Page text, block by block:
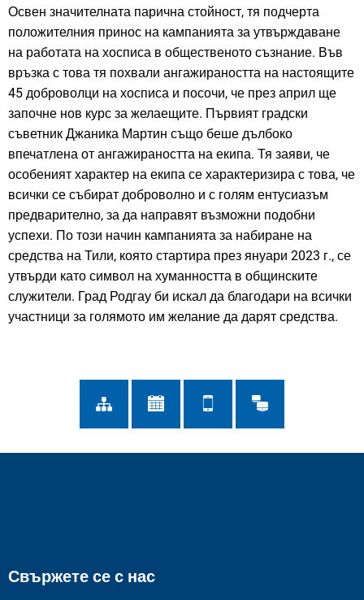
Освен значителната парична стойност, тя подчерта
положителния принос на кампанията за утвърждаване
на работата на хосписа в общественото съзнание. Във
връзка с това тя похвали ангажираността на настоящите
45 доброволци на хосписа и посочи, че през април ще
започне нов курс за желаещите. Първият градски
съветник Джаника Мартин също беше дълбоко
впечатлена от ангажираността на екипа. Тя заяви, че
особеният характер на екипа се характеризира с това, че
всички се събират доброволно и с голям ентусиазъм
предварително, за да направят възможни подобни
успехи. По този начин кампанията за набиране на
средства на Тили, която стартира през януари 2023 г., се
утвърди като символ на хуманността в общинските
служители. Град Родгау би искал да благодари на всички
участници за голямото им желание да дарят средства.
Свържете се с нас